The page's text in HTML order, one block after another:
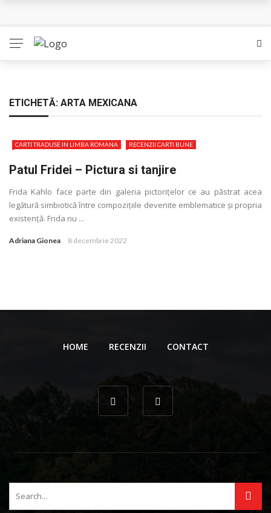
Bolla – O iubire interzisa din Pristina
Indragostitii de Franz K. – Justitiarii literaturii
ETICHETĂ: ARTA MEXICANA
CARTI TRADUSE IN LIMBA ROMANA RECENZII CARTI BUNE
Patul Fridei – Pictura si tanjire
Frida Kahlo face parte din galeria pictoriţelor ce au păstrat acea
legătură simbiotică între compoziţiile devenite emblematice și propria
existenţă. Frida nu ...
Adriana Gionea 8 decembrie 2022
HOME RECENZII CONTACT